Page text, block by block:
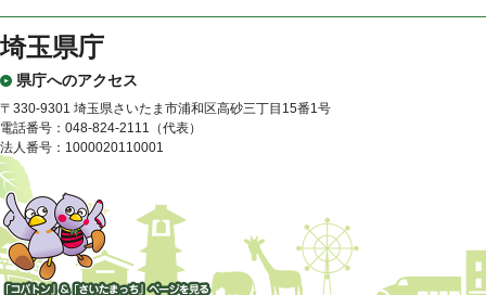
埼玉県庁
県庁へのアクセス
〒330-9301 埼玉県さいたま市浦和区高砂三丁目15番1号
電話番号：048-824-2111（代表）
法人番号：1000020110001